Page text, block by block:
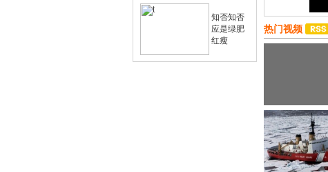
知否知否
应是绿肥
红瘦
热门视频